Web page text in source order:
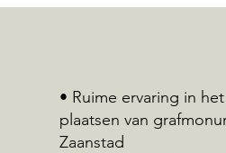
• Ruime ervaring in
plaatsen van
Zaanstad